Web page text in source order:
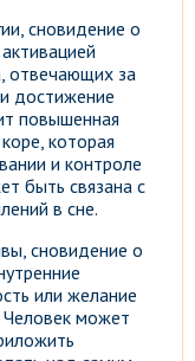
сновидение о
отвечающих за
достижение
повышенная
которая
и контроле
быть связана с
в сне.
сновидение о
или желание
Человек может